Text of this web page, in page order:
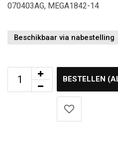
070403AG, MEGA1842-14
Beschikbaar via nabestelling
BESTELLEN